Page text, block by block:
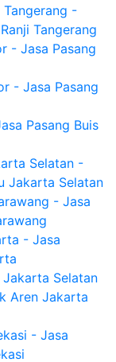
Tangerang -
Tangerang
- Jasa Pasang
- Jasa Pasang
Pasang Buis
Selatan -
Jakarta Selatan
- Jasa
- Jasa
Jakarta Selatan
Aren Jakarta
- Jasa